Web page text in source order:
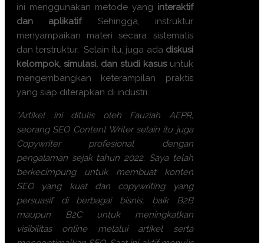
ini menggunakan metode yang interaktif
dan aplikatif. Sehingga, instruktur
menyampaikan materi secara sistematis
dan terstruktur. Selain itu, juga ada diskusi
kelompok, simulasi, dan studi kasusuntuk
mengembangkan keterampilan praktis
yang siap diterapkan di industri.
*Artikel ini ditulis oleh Fauziah AEPR,
seorang SEO Content Writer selain itu juga
Copywriter profesional dengan
pengalaman sejak tahun 2022. Saya telah
berkecimpung untuk membuat konten
SEO yang kuat dan copywriting yang
persuasif di berbagai bisnis, baik B2B
maupun B2C untuk meningkatkan
visibilitas online melalui artikel serta